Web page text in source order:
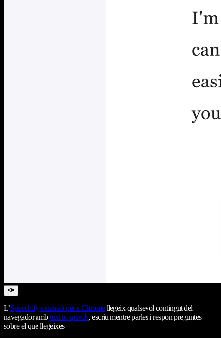
L’Speechify extensió per a Chromellegeix qualsevol contingut del
navegador ambtext to speech, escriu mentre parles i respon preguntes
sobre el que llegeixes